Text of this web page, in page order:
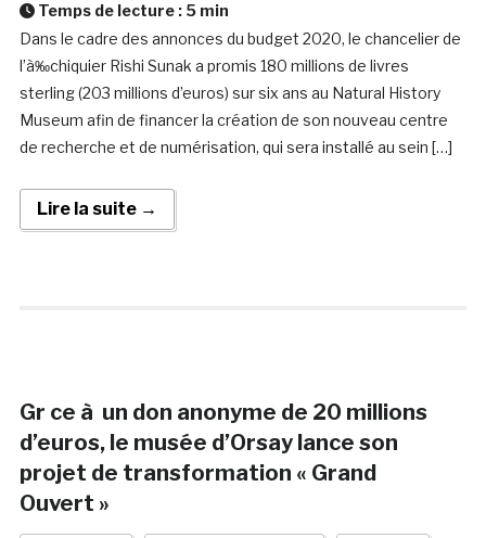
Temps de lecture : 5 min
Dans le cadre des annonces du budget 2020, le chancelier de
l’à‰chiquier Rishi Sunak a promis 180 millions de livres
sterling (203 millions d’euros) sur six ans au Natural History
Museum afin de financer la création de son nouveau centre
de recherche et de numérisation, qui sera installé au sein […]
Lire la suite →
Gr ce à un don anonyme de 20 millions
d’euros, le musée d’Orsay lance son
projet de transformation « Grand
Ouvert »